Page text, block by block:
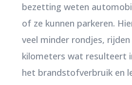
bezetting weten
of ze kunnen parkeren.
veel minder rondjes,
kilometers wat resulteert
het brandstofverbruik en